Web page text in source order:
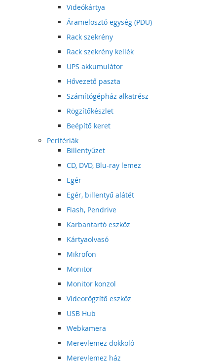
Videókártya
Áramelosztó egység (PDU)
Rack szekrény
Rack szekrény kellék
UPS akkumulátor
Hővezető paszta
Számítógépház alkatrész
Rögzítőkészlet
Beépítő keret
Perifériák
Billentyűzet
CD, DVD, Blu-ray lemez
Egér
Egér, billentyű alátét
Flash, Pendrive
Karbantartó eszköz
Kártyaolvasó
Mikrofon
Monitor
Monitor konzol
Videorögzítő eszköz
USB Hub
Webkamera
Merevlemez dokkoló
Merevlemez ház